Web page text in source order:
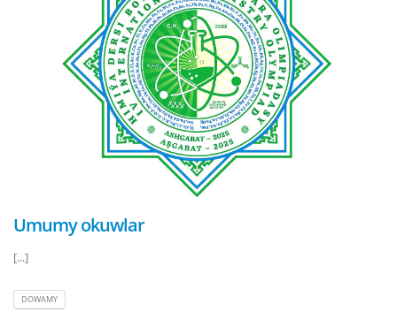
Umumy okuwlar
[...]
DOWAMY